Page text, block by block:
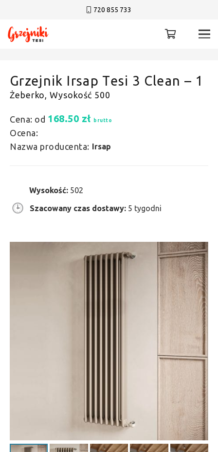
720 855 733
Grzejnik Irsap Tesi 3 Clean – 1
Żeberko, Wysokość 500
Cena: od 168.50 zł brutto
Ocena:
Nazwa producenta: Irsap
Wysokość: 502
Szacowany czas dostawy: 5 tygodni